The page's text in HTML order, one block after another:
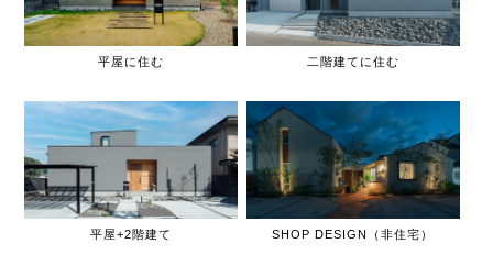
平屋に住む 二階建てに住む
平屋+2階建て SHOP DESIGN（非住宅）